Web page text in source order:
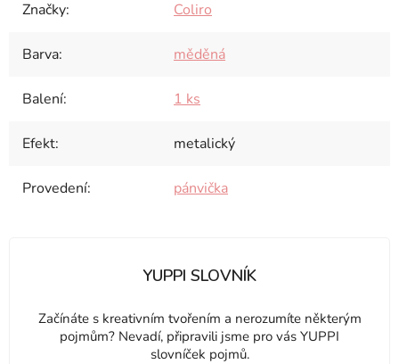
Značky: Coliro
Barva: měděná
Balení: 1 ks
Efekt: metalický
Provedení: pánvička
YUPPI SLOVNÍK
Začínáte s kreativním tvořením a nerozumíte některým
pojmům? Nevadí, připravili jsme pro vás YUPPI
slovníček pojmů.